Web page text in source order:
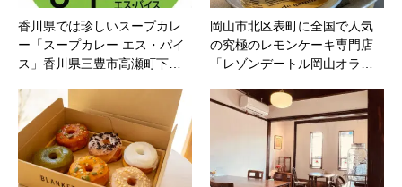
香川県では珍しいスープカレ
ー「スープカレー エス・パイ
ス」香川県三豊市高瀬町下…
岡山市北区表町に全国で人気
の究極のレモンケーキ専門店
「レゾンデートル岡山オラ…